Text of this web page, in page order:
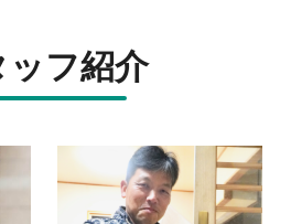
ッフ紹介